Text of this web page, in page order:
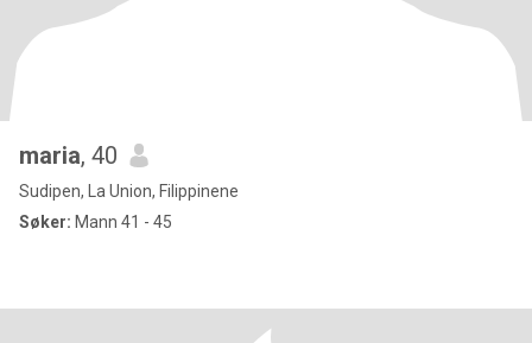
maria, 40
Sudipen, La Union, Filippinene
Søker: Mann 41 - 45